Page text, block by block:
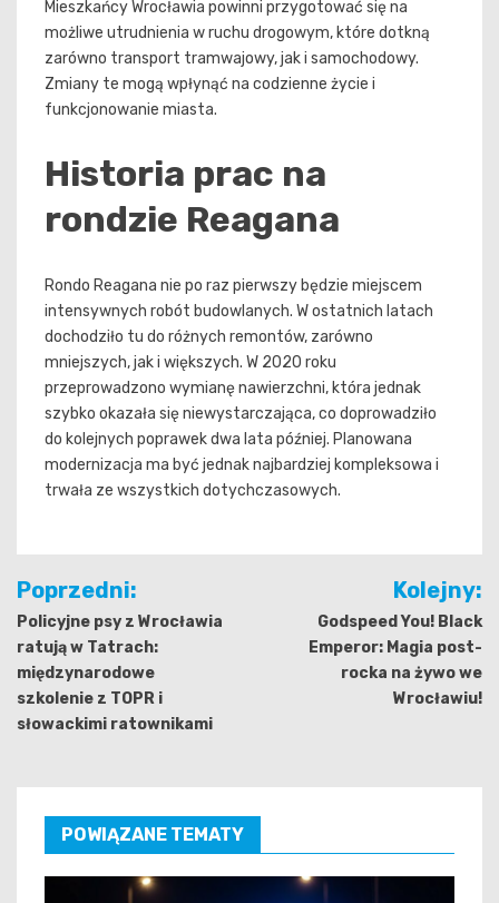
Mieszkańcy Wrocławia powinni przygotować się na
możliwe utrudnienia w ruchu drogowym, które dotkną
zarówno transport tramwajowy, jak i samochodowy.
Zmiany te mogą wpłynąć na codzienne życie i
funkcjonowanie miasta.
Historia prac na
rondzie Reagana
Rondo Reagana nie po raz pierwszy będzie miejscem
intensywnych robót budowlanych. W ostatnich latach
dochodziło tu do różnych remontów, zarówno
mniejszych, jak i większych. W 2020 roku
przeprowadzono wymianę nawierzchni, która jednak
szybko okazała się niewystarczająca, co doprowadziło
do kolejnych poprawek dwa lata później. Planowana
modernizacja ma być jednak najbardziej kompleksowa i
trwała ze wszystkich dotychczasowych.
Nawigacja
wpisu
Poprzedni:
Policyjne psy z Wrocławia
ratują w Tatrach:
międzynarodowe
szkolenie z TOPR i
słowackimi ratownikami
Kolejny:
Godspeed You! Black
Emperor: Magia post-
rocka na żywo we
Wrocławiu!
POWIĄZANE TEMATY